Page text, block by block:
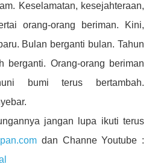
Keselamatan, kesejahteraan,
orang-orang beriman. Kini,
Bulan berganti bulan. Tahun
berganti. Orang-orang beriman
bumi terus bertambah.
jangan lupa ikuti terus
dan Channe Youtube :